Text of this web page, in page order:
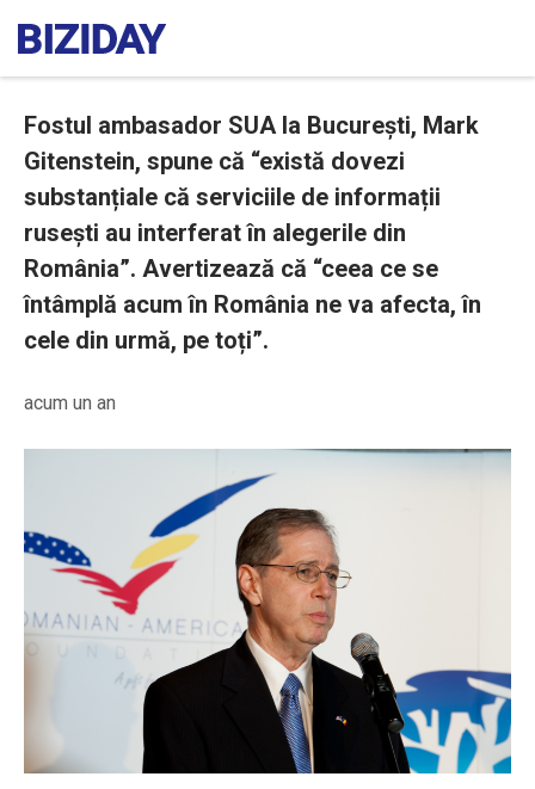
Fostul ambasador SUA la București, Mark
Gitenstein, spune că “există dovezi
substanțiale că serviciile de informații
rusești au interferat în alegerile din
România”. Avertizează că “ceea ce se
întâmplă acum în România ne va afecta, în
cele din urmă, pe toți”.
acum un an